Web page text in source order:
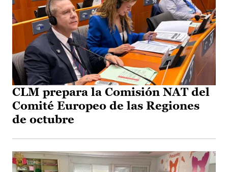
CLM prepara la Comisión NAT del
Comité Europeo de las Regiones
de octubre